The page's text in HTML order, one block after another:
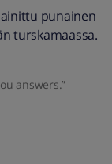
punainen
turskamaassa.
answers.” ―